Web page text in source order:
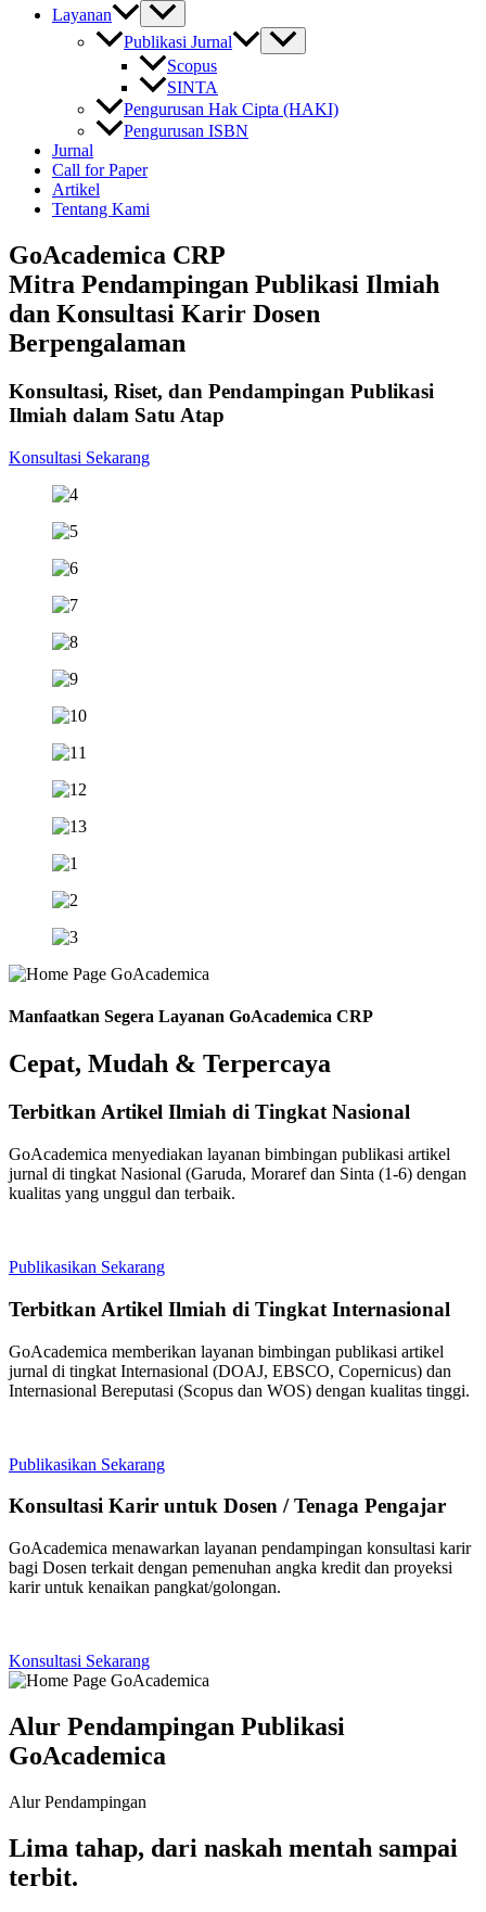
Layanan
Publikasi Jurnal
Scopus
SINTA
Pengurusan Hak Cipta (HAKI)
Pengurusan ISBN
Jurnal
Call for Paper
Artikel
Tentang Kami
GoAcademica CRP
Mitra Pendampingan Publikasi Ilmiah
dan Konsultasi Karir Dosen
Berpengalaman
Konsultasi, Riset, dan Pendampingan Publikasi
Ilmiah dalam Satu Atap
Konsultasi Sekarang
Manfaatkan Segera Layanan GoAcademica CRP
Cepat, Mudah & Terpercaya
Terbitkan Artikel Ilmiah di Tingkat Nasional
GoAcademica menyediakan layanan bimbingan publikasi artikel
jurnal di tingkat Nasional (Garuda, Moraref dan Sinta (1-6) dengan
kualitas yang unggul dan terbaik.
Publikasikan Sekarang
Terbitkan Artikel Ilmiah di Tingkat Internasional
GoAcademica memberikan layanan bimbingan publikasi artikel
jurnal di tingkat Internasional (DOAJ, EBSCO, Copernicus) dan
Internasional Bereputasi (Scopus dan WOS) dengan kualitas tinggi.
Publikasikan Sekarang
Konsultasi Karir untuk Dosen / Tenaga Pengajar
GoAcademica menawarkan layanan pendampingan konsultasi karir
bagi Dosen terkait dengan pemenuhan angka kredit dan proyeksi
karir untuk kenaikan pangkat/golongan.
Konsultasi Sekarang
Alur Pendampingan Publikasi
GoAcademica
Alur Pendampingan
Lima tahap, dari naskah mentah sampai
terbit.